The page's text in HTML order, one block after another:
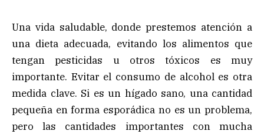
Una vida saludable, donde prestemos atención a
una dieta adecuada, evitando los alimentos que
tengan pesticidas u otros tóxicos es muy
importante. Evitar el consumo de alcohol es otra
medida clave. Si es un hígado sano, una cantidad
pequeña en forma esporádica no es un problema,
pero las cantidades importantes con mucha